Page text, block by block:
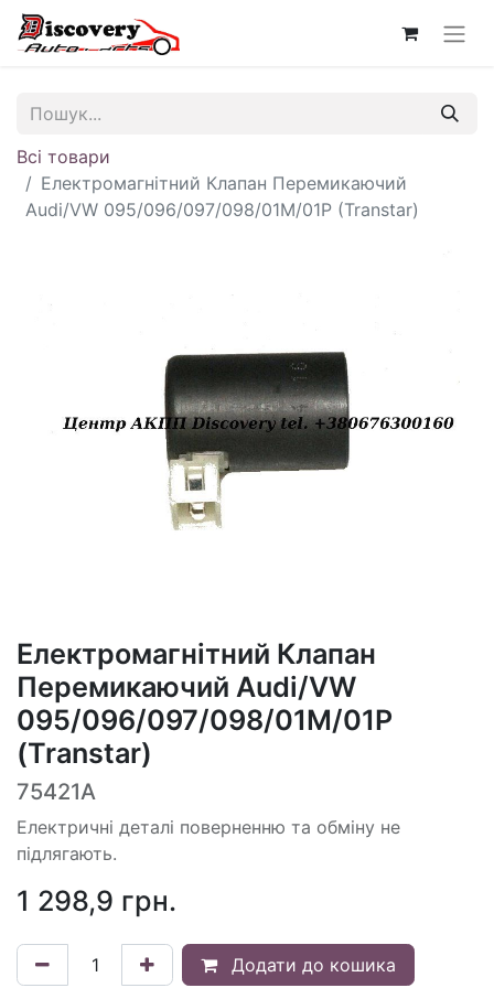
Всі товари
Електромагнітний Клапан Перемикаючий
Audi/VW 095/096/097/098/01M/01P (Transtar)
Електромагнітний Клапан
Перемикаючий Audi/VW
095/096/097/098/01M/01P
(Transtar)
75421A
Електричні деталі поверненню та обміну не
підлягають.
1 298,9 грн.
Додати до кошика